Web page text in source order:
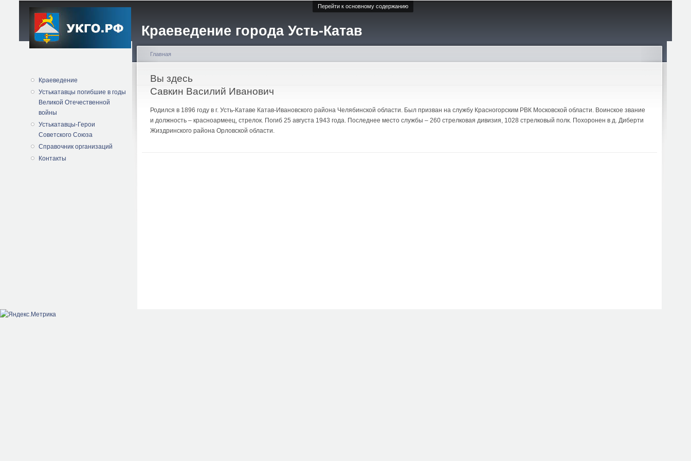
Перейти к основному содержанию
Краеведение города Усть-Катав
Краеведение
Устькатавцы погибшие в годы
Великой Отечественной
войны
Устькатавцы-Герои
Советского Союза
Справочник организаций
Контакты
Вы здесь
Главная
Савкин Василий Иванович
Родился в 1896 году в г. Усть-Катаве Катав-Ивановского района Челябинской области. Был призван на службу Красногорским РВК Московской области. Воинское звание
и должность – красноармеец, стрелок. Погиб 25 августа 1943 года. Последнее место службы – 260 стрелковая дивизия, 1028 стрелковый полк. Похоронен в д. Диберти
Жиздринского района Орловской области.